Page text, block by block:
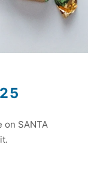
on SANTA